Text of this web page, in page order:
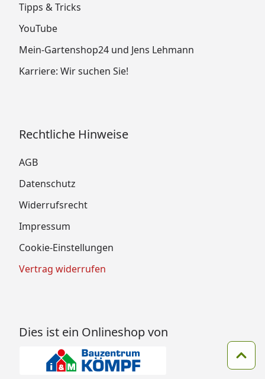
Tipps & Tricks
YouTube
Mein-Gartenshop24 und Jens Lehmann
Karriere: Wir suchen Sie!
Rechtliche Hinweise
AGB
Datenschutz
Widerrufsrecht
Impressum
Cookie-Einstellungen
Vertrag widerrufen
Dies ist ein Onlineshop von